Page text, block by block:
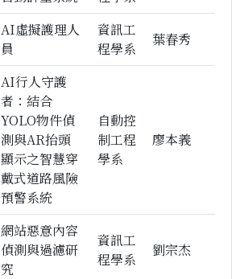
AI虛擬護理人
員
資訊工
程學系
葉春秀
AI行人守護
者：結合
YOLO物件偵
測與AR抬頭
顯示之智慧穿
戴式道路風險
預警系統
自動控
制工程
學系
廖本義
網站惡意內容
偵測與過濾研
究
資訊工
程學系
劉宗杰